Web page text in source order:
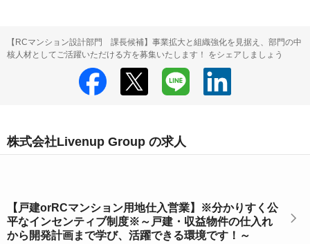
【RCマンション設計部門 課長候補】事業拡大と組織強化を見据え、部門の中
核人材としてご活躍いただける方を募集いたします！ をシェアしましょう
株式会社Livenup Group の求人
【戸建orRCマンション用地仕入営業】※分かりすく公
平なインセンティブ制度※～戸建・収益物件の仕入れ
から開発計画まで学び、活躍できる環境です！～